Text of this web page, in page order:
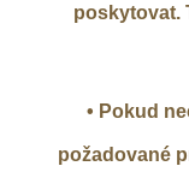
poskytovat.
• Pokud
požadované